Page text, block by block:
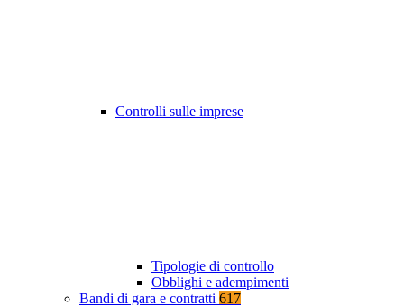
Controlli sulle imprese
Tipologie di controllo
Obblighi e adempimenti
Bandi di gara e contratti 617